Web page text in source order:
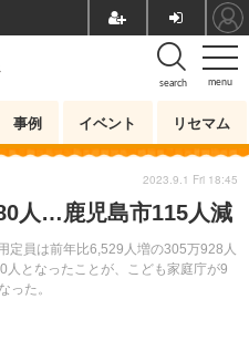
menu
search
事例 イベント リセマム
人…鹿児島市115人減
員は前年比6,529人増の305万928人
となったことが、こども家庭庁が9
った。
2023.9.1 Fri 18:45